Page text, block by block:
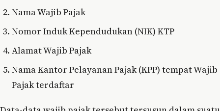
Nama Wajib Pajak
Nomor Induk Kependudukan (NIK) KTP
Alamat Wajib Pajak
Nama Kantor Pelayanan Pajak (KPP) tempat Wajib
Pajak terdaftar